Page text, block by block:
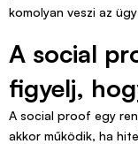
komolyan veszi az
A social
figyelj,
A social proof egy
akkor működik, ha